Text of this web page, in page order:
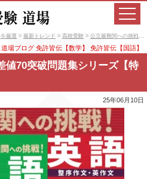
厳選 > 最新トレンド > 高校受験 > 公立最難関への挑戦！偏差値70突破問題集シリーズ【特設ページ】
道場ブログ 免許皆伝【数学】 免許皆伝【国語】
値70突破問題集シリーズ【特
25年06月10日